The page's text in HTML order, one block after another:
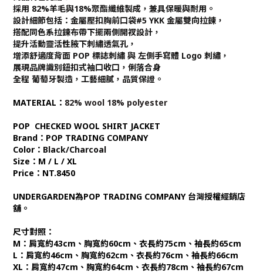
採用 82%羊毛與18%聚酯纖維製成，兼具保暖與耐用。
設計細節包括：金屬壓扣胸前口袋#5 YKK 金屬雙向拉鍊，
搭配同色系拉鍊布帶下擺兩側開衩設計，
提升活動靈活性腋下刺繡透氣孔，
增添舒適度背面 POP 標誌刺繡 與 左側手寫體 Logo 刺繡，
展現品牌識別鈕扣式袖口收口，俐落合身
全程 葡萄牙製造，工藝細膩，品質保證。
MATERIAL： 82% wool 18% polyester
POP CHECKED WOOL SHIRT JACKET
Brand：POP TRADING COMPANY
Color： Black/Charcoal
Size：M / L / XL
Price：NT.8450
UNDERGARDEN為POP TRADING COMPANY 台灣授權經銷店
舖。
尺寸對照：
M：肩寬約43cm、胸寬約60cm、衣長約75cm、袖長約65cm
L：肩寬約46cm、胸寬約62cm、衣長約76cm、袖長約66cm
XL：肩寬約47cm、胸寬約64cm、衣長約78cm、袖長約67cm